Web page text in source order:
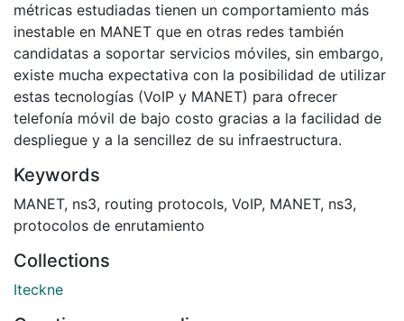
métricas estudiadas tienen un comportamiento más
inestable en MANET que en otras redes también
candidatas a soportar servicios móviles, sin embargo,
existe mucha expectativa con la posibilidad de utilizar
estas tecnologías (VoIP y MANET) para ofrecer
telefonía móvil de bajo costo gracias a la facilidad de
despliegue y a la sencillez de su infraestructura.
Keywords
MANET, ns3, routing protocols, VoIP, MANET, ns3,
protocolos de enrutamiento
Collections
Iteckne